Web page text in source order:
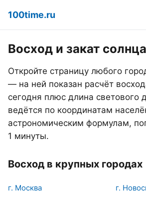
100time.ru
Восход и закат солнца
Откройте страницу любого
— на ней показан расчёт
сегодня плюс длина светового
ведётся по координатам
астрономическим формулам,
1 минуты.
Восход в крупных городах
г. Москва г.